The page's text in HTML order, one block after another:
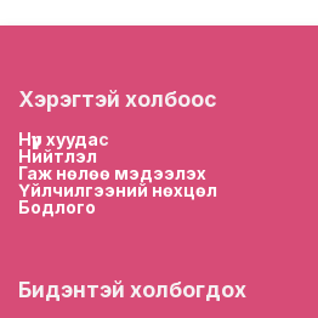
Хэрэгтэй холбоос
Нүүр хуудас
Нийтлэл
Гаж нөлөө мэдээлэх
Үйлчилгээний нөхцөл
Бодлого
Бидэнтэй холбогдох